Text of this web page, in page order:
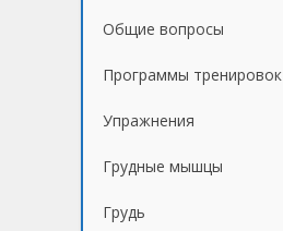
Общие вопросы
Программы тренировок
Упражнения
Грудные мышцы
Грудь